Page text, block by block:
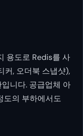
용도로 Redis를 사
커, 오더북 스냅샷),
니다. 공급업체 아
도의 부하에서도